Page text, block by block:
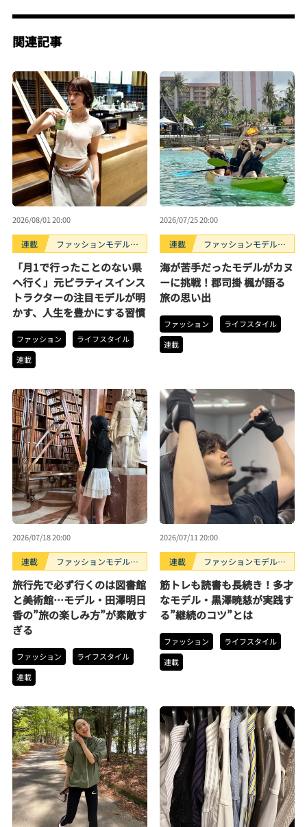
関連記事
2026/08/01 20:00
連載
ファッションモデルの
「月1で行ったことのない県
へ行く」元ピラティスインス
トラクターの注目モデルが明
かす、人生を豊かにする習慣
ファッション
ライフスタイル
連載
2026/07/25 20:00
連載
ファッションモデルの
海が苦手だったモデルがカヌ
ーに挑戦！郡司掛 楓が語る
旅の思い出
ファッション
ライフスタイル
連載
2026/07/18 20:00
連載
ファッションモデルの
旅行先で必ず行くのは図書館
と美術館…モデル・田澤明日
香の”旅の楽しみ方”が素敵す
ぎる
ファッション
ライフスタイル
連載
2026/07/11 20:00
連載
ファッションモデルの
筋トレも読書も長続き！多才
なモデル・黒澤暁慈が実践す
る”継続のコツ”とは
ファッション
ライフスタイル
連載